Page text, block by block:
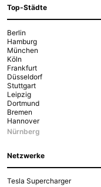
Top-Städte
Berlin
Hamburg
München
Köln
Frankfurt
Düsseldorf
Stuttgart
Leipzig
Dortmund
Bremen
Hannover
Nürnberg
Netzwerke
Tesla Supercharger